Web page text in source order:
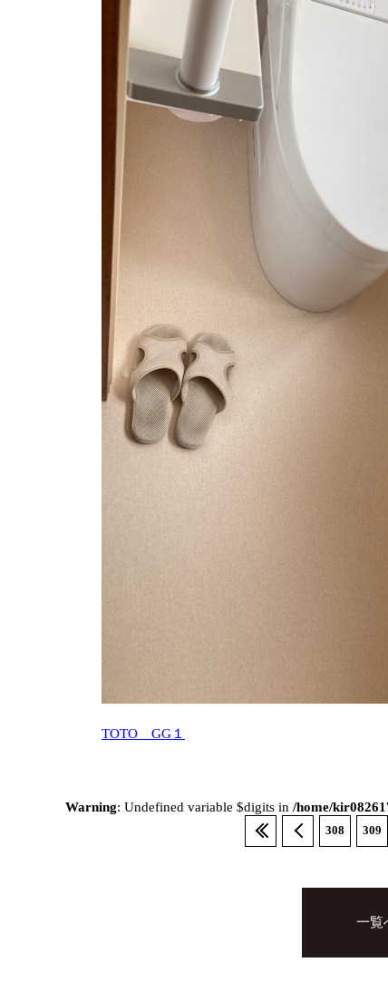
TOTO GG１
Warning: Undefined variable $digits in /home/
308 309
一覧